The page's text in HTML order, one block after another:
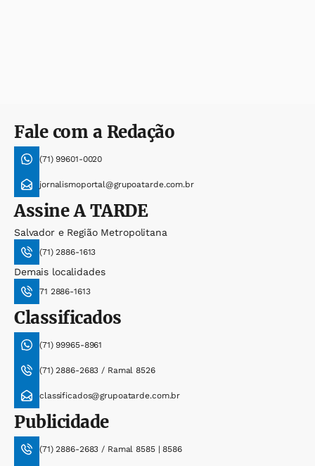
Fale com a Redação
(71) 99601-0020
jornalismoportal@grupoatarde.com.br
AssineA TARDE
Salvador e Região Metropolitana
(71) 2886-1613
Demais localidades
71 2886-1613
Classificados
(71) 99965-8961
(71) 2886-2683 / Ramal 8526
classificados@grupoatarde.com.br
Publicidade
(71) 2886-2683 / Ramal 8585 | 8586